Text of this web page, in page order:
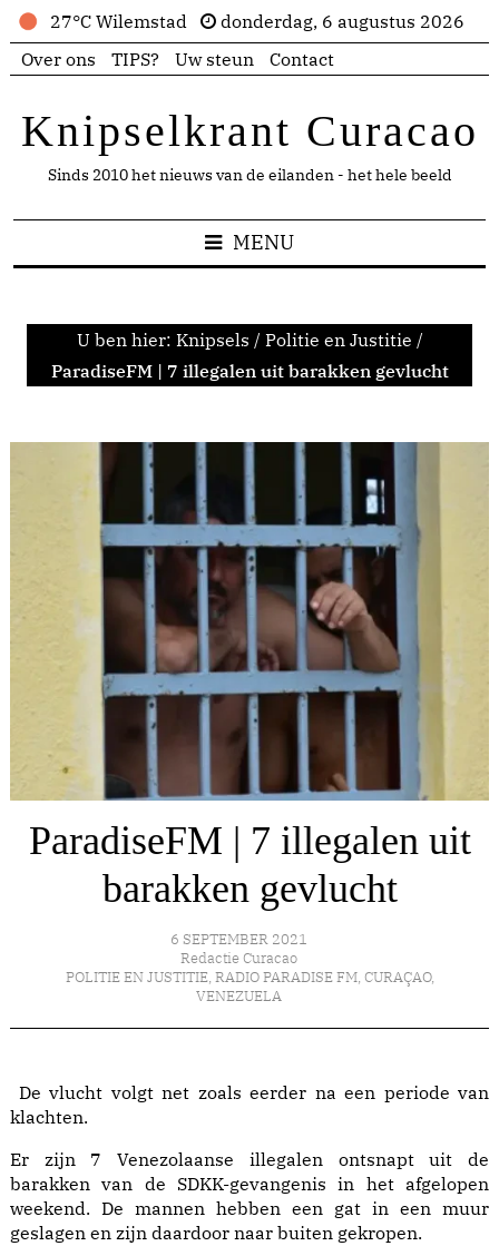
27°C Wilemstad
donderdag, 6 augustus 2026
Over ons
TIPS? Uw steun Contact
Knipselkrant Curacao
Sinds 2010 het nieuws van de eilanden - het hele beeld
MENU
U ben hier: Knipsels / Politie en Justitie /
ParadiseFM | 7 illegalen uit barakken gevlucht
ParadiseFM | 7 illegalen uit
barakken gevlucht
6 SEPTEMBER 2021
Redactie Curacao
POLITIE EN JUSTITIE, RADIO PARADISE FM, CURAÇAO,
VENEZUELA
De vlucht volgt net zoals eerder na een periode van
klachten.
Er zijn 7 Venezolaanse illegalen ontsnapt uit de
barakken van de SDKK-gevangenis in het afgelopen
weekend. De mannen hebben een gat in een muur
geslagen en zijn daardoor naar buiten gekropen.